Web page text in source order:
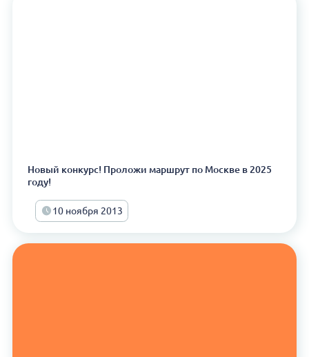
Новый конкурс! Проложи маршрут по Москве в 2025
году!
10 ноября 2013